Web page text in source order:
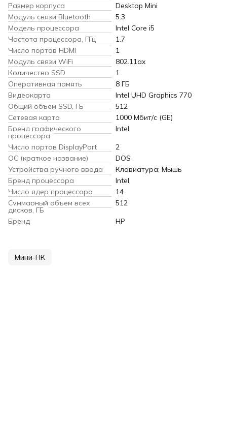
Размер корпуса
Desktop Mini
Модуль связи Bluetooth
5.3
Модель процессора
Intel Core i5
Частота процессора, ГГц
1.7
Число портов HDMI
1
Модуль связи WiFi
802.11ax
Количество SSD
1
Оперативная память
8 ГБ
Видеокарта
Intel UHD Graphics 770
Общий объем SSD, ГБ
512
Сетевая карта
1000 Мбит/с (GE)
Бренд графического
процессора
Intel
Число портов DisplayPort
2
ОС (краткое название)
DOS
Устройства ручного ввода
Клавиатура; Мышь
Бренд процессора
Intel
Число ядер процессора
14
Суммарный объем всех
дисков, ГБ
512
Бренд
HP
Мини-ПК